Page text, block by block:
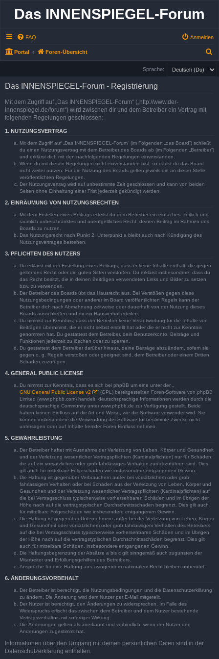
Das INNENSPIEGEL-Forum
FAQ Anmelden
Portal Foren-Übersicht
Sprache:
Das INNENSPIEGEL-Forum - Registrierung
Mit dem Zugriff auf „Das INNENSPIEGEL-Forum“ („http://www.der-
innenspiegel.de/forum“) wird zwischen dir und dem Betreiber ein Vertrag mit
folgenden Regelungen geschlossen:
1. NUTZUNGSVERTRAG
Mit dem Zugriff auf „Das INNENSPIEGEL-Forum“ (im Folgenden „das Board“) schließt
du einen Nutzungsvertrag mit dem Betreiber des Boards ab (im Folgenden „Betreiber“)
und erklärst dich mit den nachfolgenden Regelungen einverstanden.
Wenn du mit diesen Regelungen nicht einverstanden bist, so darfst du das Board
nicht weiter nutzen. Für die Nutzung des Boards gelten jeweils die an dieser Stelle
veröffentlichten Regelungen.
Der Nutzungsvertrag wird auf unbestimmte Zeit geschlossen und kann von beiden
Seiten ohne Einhaltung einer Frist jederzeit gekündigt werden.
2. EINRÄUMUNG VON NUTZUNGSRECHTEN
Mit dem Erstellen eines Beitrags erteilst du dem Betreiber ein einfaches, zeitlich und
räumlich unbeschränktes und unentgeltliches Recht, deinen Beitrag im Rahmen des
Boards zu nutzen.
Das Nutzungsrecht nach Punkt 2, Unterpunkt a bleibt auch nach Kündigung des
Nutzungsvertrages bestehen.
3. PFLICHTEN DES NUTZERS
Du erklärst mit der Erstellung eines Beitrags, dass er keine Inhalte enthält, die gegen
geltendes Recht oder die guten Sitten verstoßen. Du erklärst insbesondere, dass du
das Recht besitzt, die in deinen Beiträgen verwendeten Links und Bilder zu setzen
bzw. zu verwenden.
Der Betreiber des Boards übt das Hausrecht aus. Bei Verstößen gegen diese
Nutzungsbedingungen oder anderer im Board veröffentlichten Regeln kann der
Betreiber dich nach Abmahnung zeitweise oder dauerhaft von der Nutzung dieses
Boards ausschließen und dir ein Hausverbot erteilen.
Du nimmst zur Kenntnis, dass der Betreiber keine Verantwortung für die Inhalte von
Beiträgen übernimmt, die er nicht selbst erstellt hat oder die er nicht zur Kenntnis
genommen hat. Du gestattest dem Betreiber, dein Benutzerkonto, Beiträge und
Funktionen jederzeit zu löschen oder zu sperren.
Du gestattest dem Betreiber darüber hinaus, deine Beiträge abzuändern, sofern sie
gegen o. g. Regeln verstoßen oder geeignet sind, dem Betreiber oder einem Dritten
Schaden zuzufügen.
4. GENERAL PUBLIC LICENSE
Du nimmst zur Kenntnis, dass es sich bei phpBB um eine unter der „
GNU General Public License v2
“ (GPL) bereitgestellten Foren-Software von phpBB
Limited (www.phpbb.com) handelt; deutschsprachige Informationen werden durch die
deutschsprachige Community unter www.phpbb.de zur Verfügung gestellt. Beide
haben keinen Einfluss auf die Art und Weise, wie die Software verwendet wird. Sie
können insbesondere die Verwendung der Software für bestimmte Zwecke nicht
untersagen oder auf Inhalte fremder Foren Einfluss nehmen.
5. GEWÄHRLEISTUNG
Der Betreiber haftet mit Ausnahme der Verletzung von Leben, Körper und Gesundheit
und der Verletzung wesentlicher Vertragspflichten (Kardinalpflichten) nur für Schäden,
die auf ein vorsätzliches oder grob fahrlässiges Verhalten zurückzuführen sind. Dies
gilt auch für mittelbare Folgeschäden wie insbesondere entgangenen Gewinn.
Die Haftung ist gegenüber Verbrauchern außer bei vorsätzlichem oder grob
fahrlässigem Verhalten oder bei Schäden aus der Verletzung von Leben, Körper und
Gesundheit und der Verletzung wesentlicher Vertragspflichten (Kardinalpflichten) auf
die bei Vertragsschluss typischerweise vorhersehbaren Schäden und im übrigen der
Höhe nach auf die vertragstypischen Durchschnittsschäden begrenzt. Dies gilt auch
für mittelbare Folgeschäden wie insbesondere entgangenen Gewinn.
Die Haftung ist gegenüber Unternehmern außer bei der Verletzung von Leben, Körper
und Gesundheit oder vorsätzlichem oder grob fahrlässigem Verhalten des Betreibers
auf die bei Vertragsschluss typischerweise vorhersehbaren Schäden und im Übrigen
der Höhe nach auf die vertragstypischen Durchschnittsschäden begrenzt. Dies gilt
auch für mittelbare Schäden, insbesondere entgangenen Gewinn.
Die Haftungsbegrenzung der Absätze a bis c gilt sinngemäß auch zugunsten der
Mitarbeiter und Erfüllungsgehilfen des Betreibers.
Ansprüche für eine Haftung aus zwingendem nationalem Recht bleiben unberührt.
6. ÄNDERUNGSVORBEHALT
Der Betreiber ist berechtigt, die Nutzungsbedingungen und die Datenschutzerklärung
zu ändern. Die Änderung wird dem Nutzer per E-Mail mitgeteilt.
Der Nutzer ist berechtigt, den Änderungen zu widersprechen. Im Falle des
Widerspruchs erlischt das zwischen dem Betreiber und dem Nutzer bestehende
Vertragsverhältnis mit sofortiger Wirkung.
Die Änderungen gelten als anerkannt und verbindlich, wenn der Nutzer den
Änderungen zugestimmt hat.
Informationen über den Umgang mit deinen persönlichen Daten sind in der
Datenschutzerklärung enthalten.